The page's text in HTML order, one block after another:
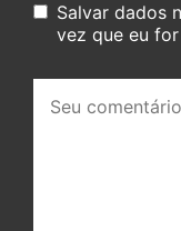
Salvar dados
vez que eu
comentário: